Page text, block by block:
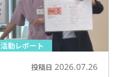
活動レポート
投稿日 2026.07.26